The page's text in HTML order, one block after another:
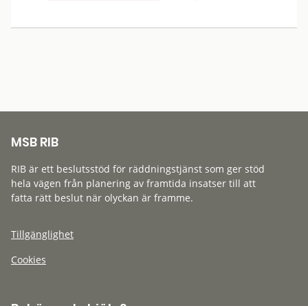
MSB RIB
RIB är ett beslutsstöd för räddningstjänst som ger stöd
hela vägen från planering av framtida insatser till att
fatta rätt beslut när olyckan är framme.
Tillgänglighet
Cookies